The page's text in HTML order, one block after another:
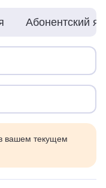
Абонентский
вашем текущем